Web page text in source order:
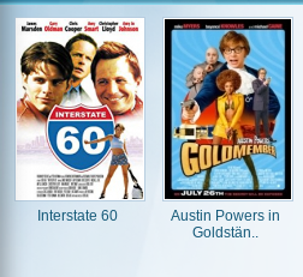
Interstate 60
Austin Powers in
Goldstän..